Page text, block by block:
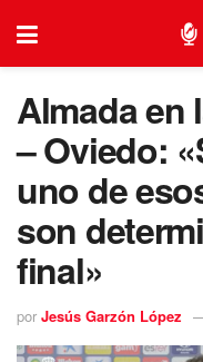
Almada en
– Oviedo:
uno de
son
final»
por Jesús Garzón López